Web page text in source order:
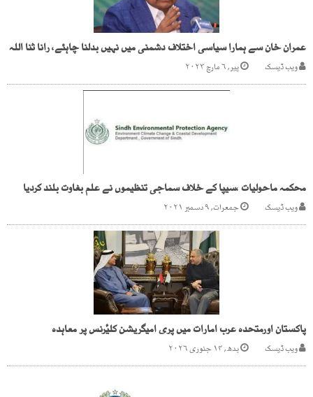
عمران خان سے ہمارا سیاسی اختلاف دشمنی میں نہیں بدلنا چاہئے، رانا ثنا اللہ
ویب ڈیسک پیر, ۶ مارچ ۲۰۲۳
محکمہ ماحولیات ،سیپا کے خلاف سماجی تنظیموں نے علم بغاوت بلند کردیا
ویب ڈیسک جمعرات, ۹ دسمبر ۲۰۲۱
پاکستان اورمتحدہ عرب امارات میں پری امیگریشن کلیٔرنس پر معاہدہ
ویب ڈیسک بدھ, ۱۴ جنوری ۲۰۲۶